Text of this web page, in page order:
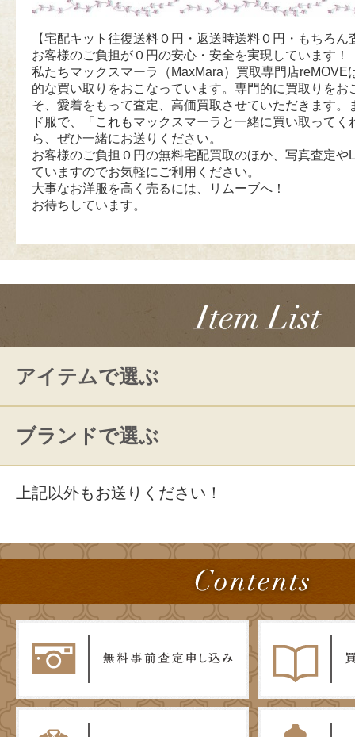
【宅配キット往復送料０円・返送時送料０円・もちろん
お客様のご負担が０円の安心・安全を実現しています！
私たちマックスマーラ（MaxMara）買取専門店reMOVE
的な買い取りをおこなっています。専門的に買取りをお
そ、愛着をもって査定、高価買取させていただきます。
ド服で、「これもマックスマーラと一緒に買い取ってく
ら、ぜひ一緒にお送りください。
お客様のご負担０円の無料宅配買取のほか、写真査定や
ていますのでお気軽にご利用ください。
大事なお洋服を高く売るには、リムーブへ！
お待ちしています。
アイテムで選ぶ
ブランドで選ぶ
上記以外もお送りください！